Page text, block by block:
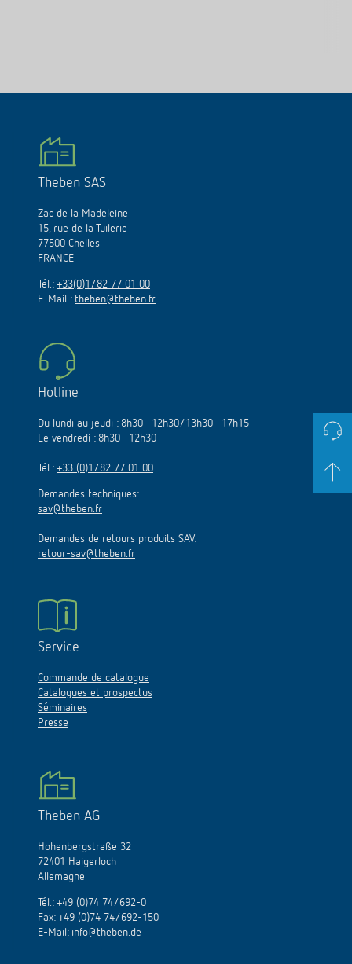
Theben SAS
Zac de la Madeleine
15, rue de la Tuilerie
77500 Chelles
FRANCE
Tél.: +33(0)1/82 77 01 00
E-Mail : theben@theben.fr
Hotline
Du lundi au jeudi : 8h30–12h30/13h30–17h15
Le vendredi : 8h30–12h30
Tél.: +33 (0)1/82 77 01 00
Demandes techniques:
sav@theben.fr
Demandes de retours produits SAV:
retour-sav@theben.fr
Service
Commande de catalogue
Catalogues et prospectus
Séminaires
Presse
Theben AG
Hohenbergstraße 32
72401 Haigerloch
Allemagne
Tél.: +49 (0)74 74/692-0
Fax: +49 (0)74 74/692-150
E-Mail: info@theben.de